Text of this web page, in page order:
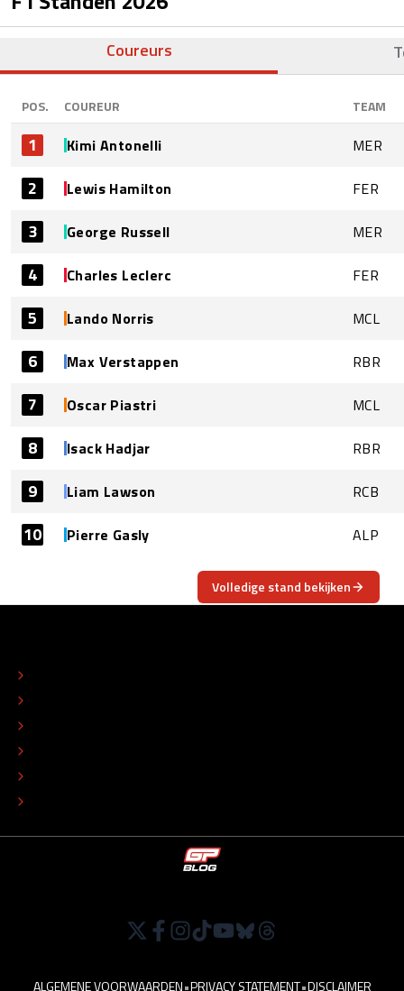
Coureurs
POS. COUREUR TEAM
1 Kimi Antonelli MER
2 Lewis Hamilton FER
3 George Russell MER
4 Charles Leclerc FER
5 Lando Norris MCL
6 Max Verstappen RBR
7 Oscar Piastri MCL
8 Isack Hadjar RBR
9 Liam Lawson RCB
10 Pierre Gasly ALP
Volledige stand bekijken
ALGEMENE VOORWAARDEN•PRIVACY STATEMENT•DISCLAIMER